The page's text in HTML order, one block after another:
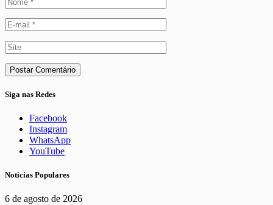
Siga nas Redes
Facebook
Instagram
WhatsApp
YouTube
Noticias Populares
6 de agosto de 2026